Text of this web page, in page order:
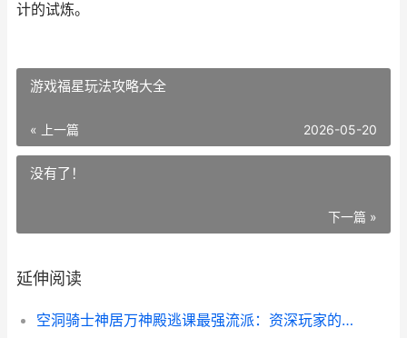
计的试炼。
游戏福星玩法攻略大全
« 上一篇 2026-05-20
没有了！
下一篇 »
延伸阅读
空洞骑士神居万神殿逃课最强流派：资深玩家的智慧选择